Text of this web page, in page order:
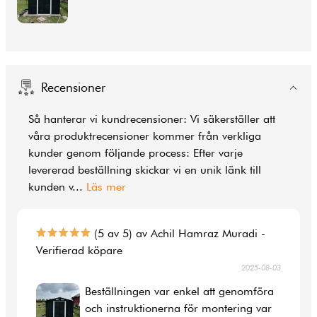
Recensioner
Så hanterar vi kundrecensioner: Vi säkerställer att
våra produktrecensioner kommer från verkliga
kunder genom följande process: Efter varje
levererad beställning skickar vi en unik länk till
kunden v... Läs mer
(5 av 5) av Achil Hamraz Muradi -
Verifierad köpare
2025-08-03
Beställningen var enkel att genomföra
och instruktionerna för montering var